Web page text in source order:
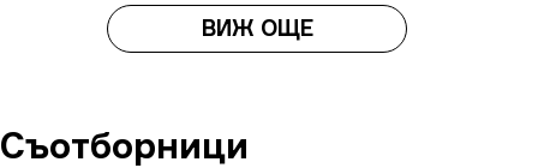
ВИЖ ОЩЕ
Съотборници